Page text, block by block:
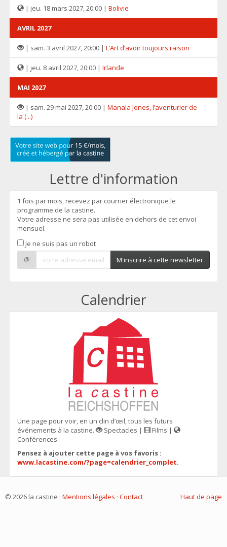
| jeu. 18 mars 2027, 20:00 | Bolivie
AVRIL 2027
| sam. 3 avril 2027, 20:00 | L’Art d’avoir toujours raison
| jeu. 8 avril 2027, 20:00 | Irlande
MAI 2027
| sam. 29 mai 2027, 20:00 | Manala Jones, l’aventurier de
la (...)
Lettre d'information
1 fois par mois, recevez par courrier électronique le
programme de la castine.
Votre adresse ne sera pas utilisée en dehors de cet envoi
mensuel.
Je ne suis pas un robot
@
M'inscrire à cette newsletter
Calendrier
Une page pour voir, en un clin d’œil, tous les futurs
événements à la castine.
Spectacles |
Films |
Conférences.
Pensez à ajouter cette page à vos favoris :
www.lacastine.com/?page=calendrier_complet.
Haut de page
© 2026 la castine · Mentions légales · Contact